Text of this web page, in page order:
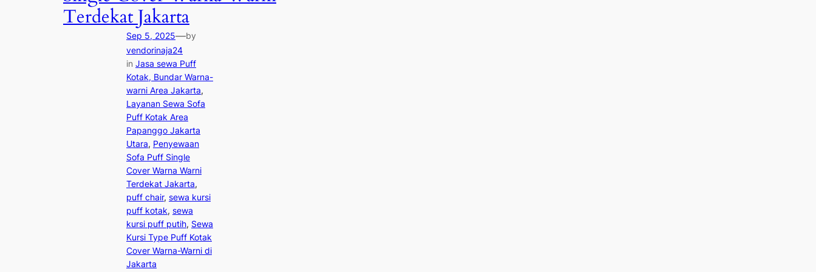
Terdekat Jakarta
Sep 5, 2025—by
vendorinaja24
in Jasa sewa Puff
Kotak, Bundar Warna-
warni Area Jakarta
Layanan Sewa Sofa
Puff Kotak Area
Papanggo Jakarta
Utara, Penyewaan
Sofa Puff Single
Cover Warna Warni
Terdekat Jakarta
puff chair, sewa kursi
puff kotak, sewa
kursi puff putih, Sewa
Kursi Type Puff Kotak
Cover Warna-Warni di
Jakarta